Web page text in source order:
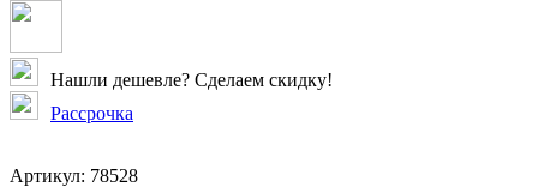
Нашли дешевле? Сделаем скидку!
Рассрочка
Артикул: 78528